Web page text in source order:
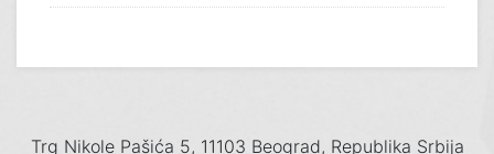
Trg Nikole Pašića 5, 11103 Beograd, Republika Srbija